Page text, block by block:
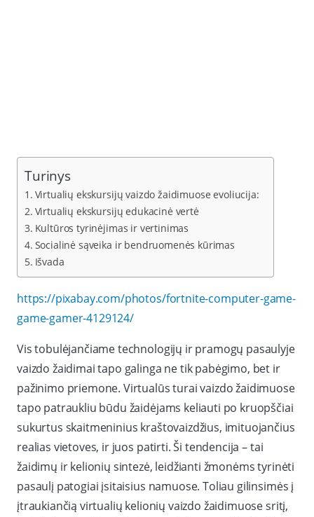
Turinys
Virtualių ekskursijų vaizdo žaidimuose evoliucija:
Virtualių ekskursijų edukacinė vertė
Kultūros tyrinėjimas ir vertinimas
Socialinė sąveika ir bendruomenės kūrimas
Išvada
https://pixabay.com/photos/fortnite-computer-game-
game-gamer-4129124/
Vis tobulėjančiame technologijų ir pramogų pasaulyje
vaizdo žaidimai tapo galinga ne tik pabėgimo, bet ir
pažinimo priemone. Virtualūs turai vaizdo žaidimuose
tapo patraukliu būdu žaidėjams keliauti po kruopščiai
sukurtus skaitmeninius kraštovaizdžius, imituojančius
realias vietoves, ir juos patirti. Ši tendencija – tai
žaidimų ir kelionių sintezė, leidžianti žmonėms tyrinėti
pasaulį patogiai įsitaisius namuose. Toliau gilinsimės į
įtraukiančią virtualių kelionių vaizdo žaidimuose sritį,